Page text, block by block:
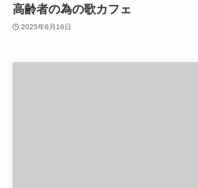
高齢者の為の歌カフェ
2025年6月16日